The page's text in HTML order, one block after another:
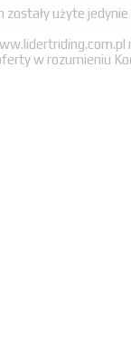
użyte jedynie
w rozumieniu